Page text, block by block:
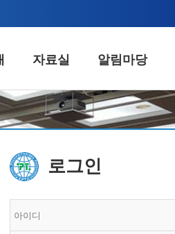
자료실 알림마당
커뮤니티
불법물리치료
로그인